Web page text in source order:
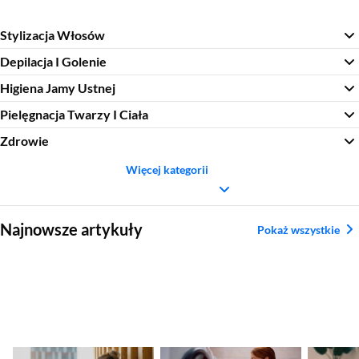
Stylizacja Włosów
Depilacja I Golenie
Higiena Jamy Ustnej
Pielęgnacja Twarzy I Ciała
Zdrowie
Więcej kategorii
Najnowsze artykuły Pokaż wszystkie
Najlepszy smartband Co warto wiedzieć o